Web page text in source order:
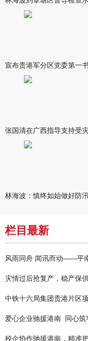
栏目最新
风雨同舟 闻讯而动——平
灾情过后抢复产，稳产保
中铁十六局集团贵港片区
爱心企业驰援港南 同心筑
校企协作驰援港南，精准